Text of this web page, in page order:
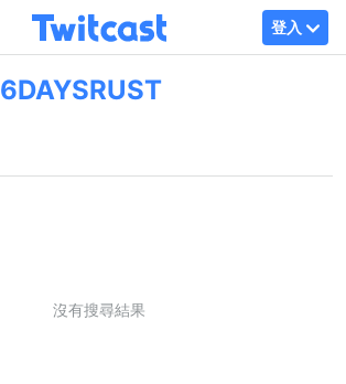
登入
6DAYSRUST
沒有搜尋結果